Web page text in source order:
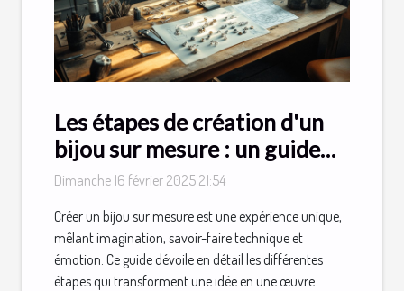
Les étapes de création d'un
bijou sur mesure : un guide
détaillé
Dimanche 16 février 2025 21:54
Créer un bijou sur mesure est une expérience unique,
mêlant imagination, savoir-faire technique et
émotion. Ce guide dévoile en détail les différentes
étapes qui transforment une idée en une œuvre